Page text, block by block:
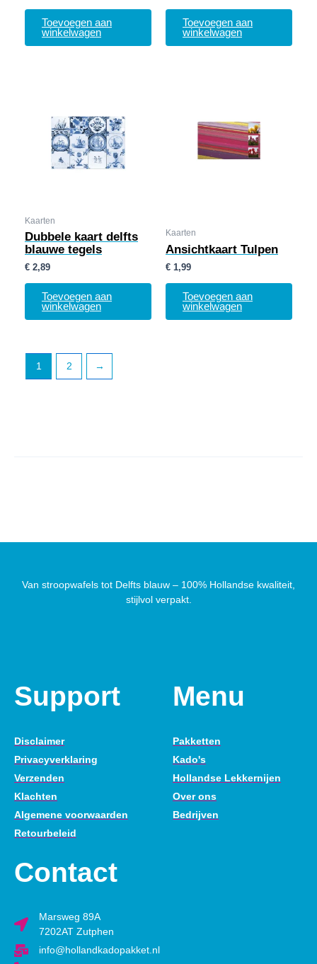
Toevoegen aan
winkelwagen
Toevoegen aan
winkelwagen
Kaarten
Dubbele kaart delfts
blauwe tegels
€ 2,89
Toevoegen aan
winkelwagen
Kaarten
Ansichtkaart Tulpen
€ 1,99
Toevoegen aan
winkelwagen
1 2 →
Van stroopwafels tot Delfts blauw – 100% Hollandse kwaliteit,
stijlvol verpakt.
Support
Disclaimer
Privacyverklaring
Verzenden
Klachten
Algemene voorwaarden
Retourbeleid
Menu
Pakketten
Kado's
Hollandse Lekkernijen
Over ons
Bedrijven
Contact
Marsweg 89A
7202AT Zutphen
info@hollandkadopakket.nl